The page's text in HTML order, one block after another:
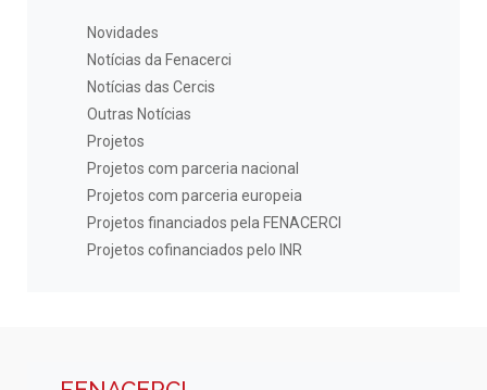
Novidades
Notícias da Fenacerci
Notícias das Cercis
Outras Notícias
Projetos
Projetos com parceria nacional
Projetos com parceria europeia
Projetos financiados pela FENACERCI
Projetos cofinanciados pelo INR